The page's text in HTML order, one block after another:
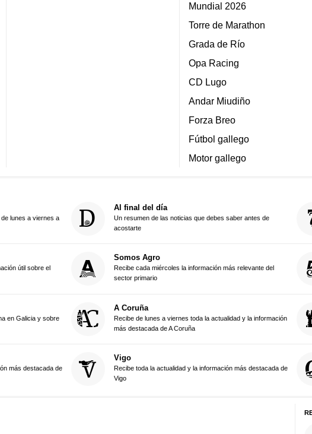
Mundial 2026
Torre de Marathon
Grada de Río
Opa Racing
CD Lugo
Andar Miudiño
Forza Breo
Fútbol gallego
Motor gallego
lunes a viernes a
Al final del día
Un resumen de las noticias que debes saber antes de
acostarte
útil sobre el
Somos Agro
Recibe cada miércoles la información más relevante del
sector primario
en Galicia y sobre
A Coruña
Recibe de lunes a viernes toda la actualidad y la información
más destacada de A Coruña
más destacada de
Vigo
Recibe toda la actualidad y la información más destacada de
Vigo